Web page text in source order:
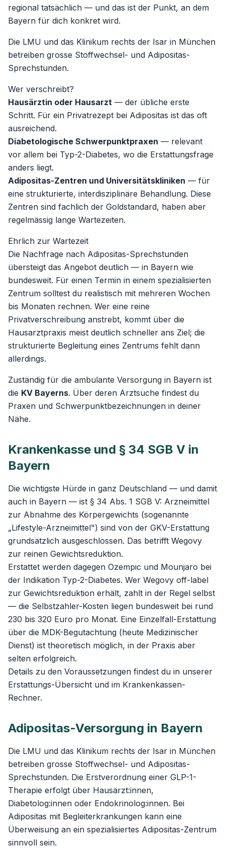
regional tatsächlich — und das ist der Punkt, an dem
Bayern für dich konkret wird.
Die LMU und das Klinikum rechts der Isar in München
betreiben grosse Stoffwechsel- und Adipositas-
Sprechstunden.
Wer verschreibt?
Hausärztin oder Hausarzt — der übliche erste
Schritt. Für ein Privatrezept bei Adipositas ist das oft
ausreichend.
Diabetologische Schwerpunktpraxen — relevant
vor allem bei Typ-2-Diabetes, wo die Erstattungsfrage
anders liegt.
Adipositas-Zentren und Universitätskliniken — für
eine strukturierte, interdisziplinäre Behandlung. Diese
Zentren sind fachlich der Goldstandard, haben aber
regelmässig lange Wartezeiten.
Ehrlich zur Wartezeit
Die Nachfrage nach Adipositas-Sprechstunden
übersteigt das Angebot deutlich — in Bayern wie
bundesweit. Für einen Termin in einem spezialisierten
Zentrum solltest du realistisch mit mehreren Wochen
bis Monaten rechnen. Wer eine reine
Privatverschreibung anstrebt, kommt über die
Hausarztpraxis meist deutlich schneller ans Ziel; die
strukturierte Begleitung eines Zentrums fehlt dann
allerdings.
Zuständig für die ambulante Versorgung in Bayern ist
die KV Bayerns. Über deren Arztsuche findest du
Praxen und Schwerpunktbezeichnungen in deiner
Nähe.
Krankenkasse und § 34 SGB V in
Bayern
Die wichtigste Hürde in ganz Deutschland — und damit
auch in Bayern — ist § 34 Abs. 1 SGB V: Arzneimittel
zur Abnahme des Körpergewichts (sogenannte
„Lifestyle-Arzneimittel") sind von der GKV-Erstattung
grundsätzlich ausgeschlossen. Das betrifft Wegovy
zur reinen Gewichtsreduktion.
Erstattet werden dagegen Ozempic und Mounjaro bei
der Indikation Typ-2-Diabetes. Wer Wegovy off-label
zur Gewichtsreduktion erhält, zahlt in der Regel selbst
— die Selbstzahler-Kosten liegen bundesweit bei rund
230 bis 320 Euro pro Monat. Eine Einzelfall-Erstattung
über die MDK-Begutachtung (heute Medizinischer
Dienst) ist theoretisch möglich, in der Praxis aber
selten erfolgreich.
Details zu den Voraussetzungen findest du in unserer
Erstattungs-Übersicht und im Krankenkassen-
Rechner.
Adipositas-Versorgung in Bayern
Die LMU und das Klinikum rechts der Isar in München
betreiben grosse Stoffwechsel- und Adipositas-
Sprechstunden. Die Erstverordnung einer GLP-1-
Therapie erfolgt über Hausärzt:innen,
Diabetolog:innen oder Endokrinolog:innen. Bei
Adipositas mit Begleiterkrankungen kann eine
Überweisung an ein spezialisiertes Adipositas-Zentrum
sinnvoll sein.